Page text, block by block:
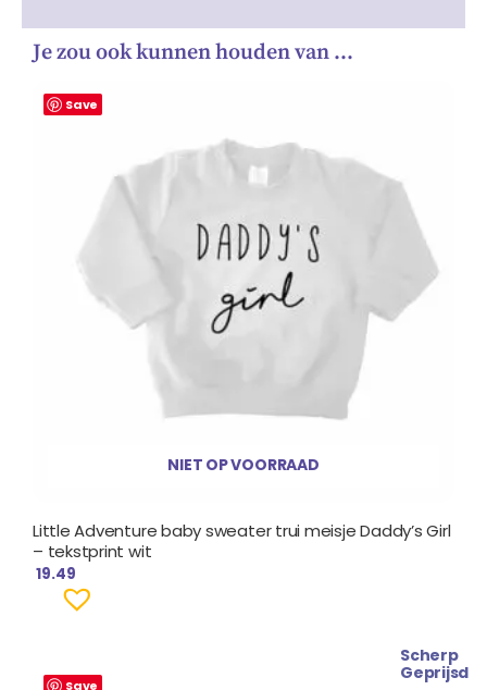
Je zou ook kunnen houden van …
Save
NIET OP VOORRAAD
Little Adventure baby sweater trui meisje Daddy’s Girl
– tekstprint wit
19.49
Save
Scherp
Geprijsd